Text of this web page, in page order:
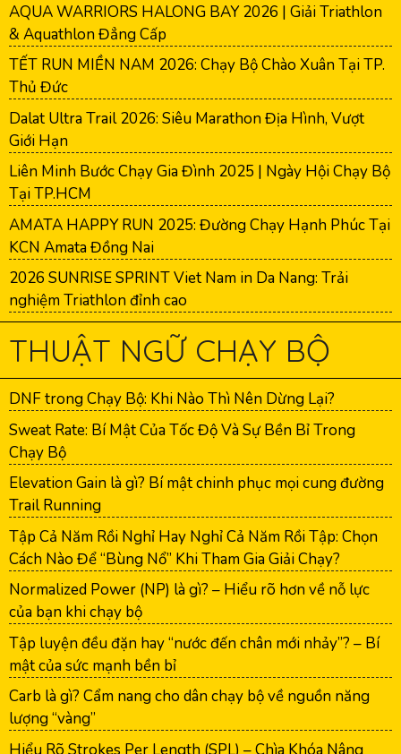
AQUA WARRIORS HALONG BAY 2026 | Giải Triathlon
& Aquathlon Đẳng Cấp
TẾT RUN MIỀN NAM 2026: Chạy Bộ Chào Xuân Tại TP.
Thủ Đức
Dalat Ultra Trail 2026: Siêu Marathon Địa Hình, Vượt
Giới Hạn
Liên Minh Bước Chạy Gia Đình 2025 | Ngày Hội Chạy Bộ
Tại TP.HCM
AMATA HAPPY RUN 2025: Đường Chạy Hạnh Phúc Tại
KCN Amata Đồng Nai
2026 SUNRISE SPRINT Viet Nam in Da Nang: Trải
nghiệm Triathlon đỉnh cao
THUẬT NGỮ CHẠY BỘ
DNF trong Chạy Bộ: Khi Nào Thì Nên Dừng Lại?
Sweat Rate: Bí Mật Của Tốc Độ Và Sự Bền Bỉ Trong
Chạy Bộ
Elevation Gain là gì? Bí mật chinh phục mọi cung đường
Trail Running
Tập Cả Năm Rồi Nghỉ Hay Nghỉ Cả Năm Rồi Tập: Chọn
Cách Nào Để “Bùng Nổ” Khi Tham Gia Giải Chạy?
Normalized Power (NP) là gì? – Hiểu rõ hơn về nỗ lực
của bạn khi chạy bộ
Tập luyện đều đặn hay “nước đến chân mới nhảy”? – Bí
mật của sức mạnh bền bỉ
Carb là gì? Cẩm nang cho dân chạy bộ về nguồn năng
lượng “vàng”
Hiểu Rõ Strokes Per Length (SPL) – Chìa Khóa Nâng